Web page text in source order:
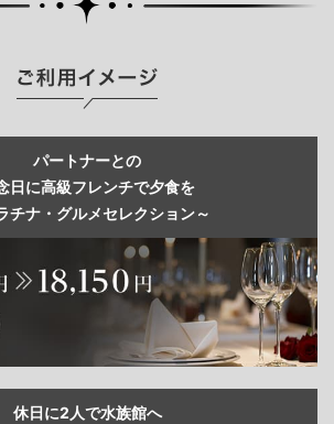
パートナーとの
日に高級フレンチで夕食を
チナ・グルメセレクション～
休日に2人で水族館へ